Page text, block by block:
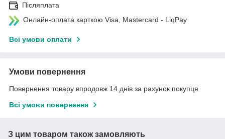
Післяплата
Онлайн-оплата карткою Visa, Mastercard - LiqPay
Всі умови оплати
Умови повернення
Повернення товару впродовж 14 днів за рахунок покупця
Всі умови повернення
З цим товаром також замовляють